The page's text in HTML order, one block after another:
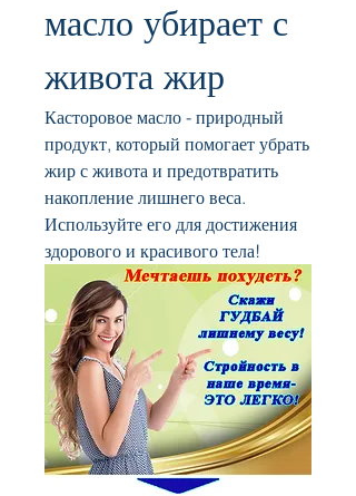
масло убирает с
живота жир
Касторовое масло - природный
продукт, который помогает убрать
жир с живота и предотвратить
накопление лишнего веса.
Используйте его для достижения
здорового и красивого тела!